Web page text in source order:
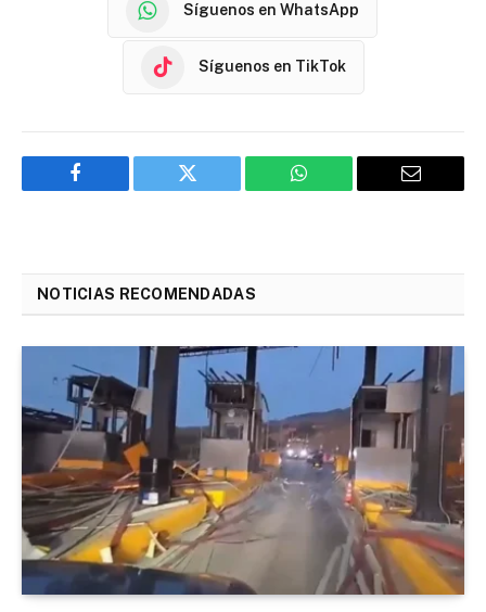
Síguenos en WhatsApp
Síguenos en TikTok
Facebook Twitter WhatsApp Email
NOTICIAS RECOMENDADAS